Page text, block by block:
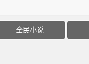
全民小说